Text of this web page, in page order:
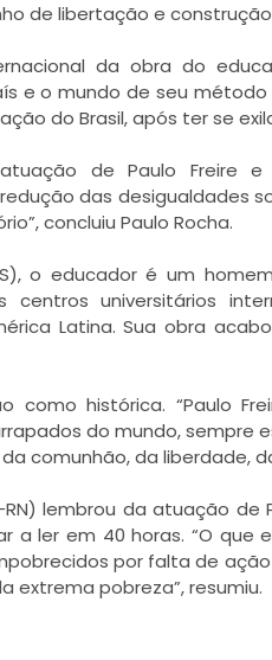
de libertação e construção
da obra do
e o mundo de seu
do Brasil, após ter se
de Paulo Freire
das desigualdades
concluiu Paulo Rocha.
o educador é um
centros universitários
Latina. Sua obra
como histórica. “Paulo
do mundo, sempre
comunhão, da liberdade,
lembrou da atuação de
a ler em 40 horas. “O
por falta de
extrema pobreza”, resumiu.